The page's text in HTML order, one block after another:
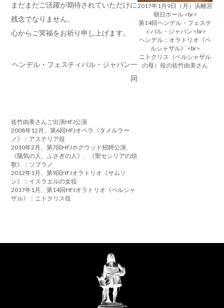
まだまだご活躍が期待されていただけに
残念でなりません。
心からご冥福をお祈り申し上げます。
ヘンデル・フェスティバル・ジャパン一
同
佐竹由美さんご出演HFJ公演
2008年12月、第6回HFJオペラ《タメルラー
ノ》：アステリア役
2010年2月、第7回HFJホグウッド招聘公演、
《陽気の人、ふさぎの人》、《聖セシリアの頌
歌》：ソプラノ
2012年1月、第9回HFJオラトリオ《サムソ
ン》：イスラエルの女役
2017年1月、第14回HFJオラトリオ《ベルシャ
ザル》：ニトクリス役
2017年1月9日（月）浜離宮
朝日ホール <br>
第14回ヘンデル・フェステ
ィバル・ジャパン <br>
ヘンデル：オラトリオ《ベ
ルシャザル》 <br>
ニトクリス（ベルシャザル
の母）役の佐竹由美さん